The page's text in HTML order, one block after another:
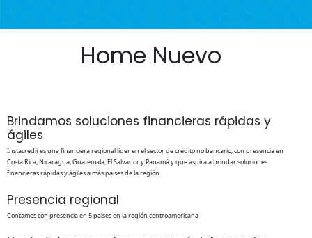
Home Nuevo
Brindamos soluciones financieras rápidas y
ágiles
Instacredit es una financiera regional líder en el sector de crédito no bancario, con presencia en
Costa Rica, Nicaragua, Guatemala, El Salvador y Panamá y que aspira a brindar soluciones
financieras rápidas y ágiles a más países de la región.
Presencia regional
Contamos con presencia en 5 países en la región centroamericana